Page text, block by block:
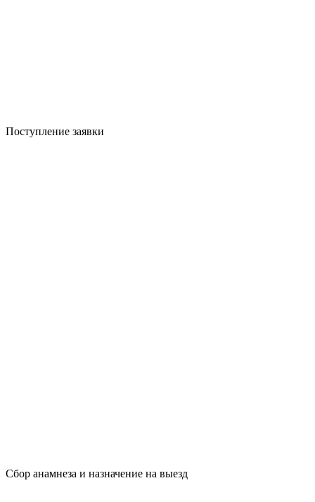
Поступление заявки
Сбор анамнеза и назначение на выезд